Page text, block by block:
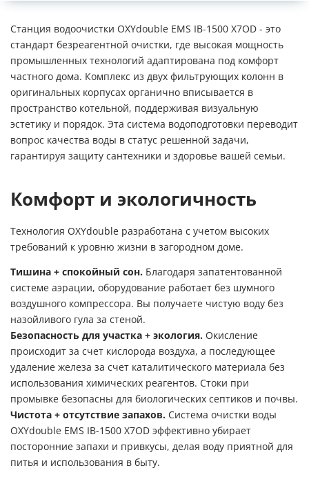
Станция водоочистки OXYdouble EMS IB-1500 X7OD - это
стандарт безреагентной очистки, где высокая мощность
промышленных технологий адаптирована под комфорт
частного дома. Комплекс из двух фильтрующих колонн в
оригинальных корпусах органично вписывается в
пространство котельной, поддерживая визуальную
эстетику и порядок. Эта система водоподготовки переводит
вопрос качества воды в статус решенной задачи,
гарантируя защиту сантехники и здоровье вашей семьи.
Комфорт и экологичность
Технология OXYdouble разработана с учетом высоких
требований к уровню жизни в загородном доме.
Тишина + спокойный сон. Благодаря запатентованной
системе аэрации, оборудование работает без шумного
воздушного компрессора. Вы получаете чистую воду без
назойливого гула за стеной.
Безопасность для участка + экология. Окисление
происходит за счет кислорода воздуха, а последующее
удаление железа за счет каталитического материала без
использования химических реагентов. Стоки при
промывке безопасны для биологических септиков и почвы.
Чистота + отсутствие запахов. Система очистки воды
OXYdouble EMS IB-1500 X7OD эффективно убирает
посторонние запахи и привкусы, делая воду приятной для
питья и использования в быту.